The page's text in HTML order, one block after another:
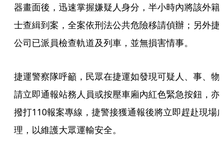
器畫面後，迅速掌握嫌疑人身分，半小時內將該外籍
士查緝到案，全案依刑法公共危險移請偵辦；另外捷
公司已派員檢查軌道及列車，並無損害情事。
捷運警察隊呼籲，民眾在捷運如發現可疑人、事、物
請立即通報站務人員或按壓車廂內紅色緊急按鈕，亦
撥打110報案專線，捷警接獲通報後將立即趕赴現場
理，以維護大眾運輸安全。